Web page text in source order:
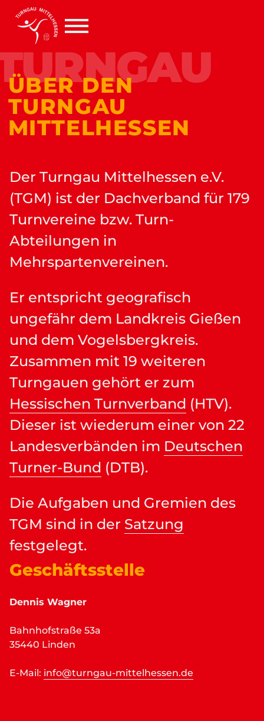
ÜBER DEN
TURNGAU
MITTELHESSEN
Der Turngau Mittelhessen e.V.
(TGM) ist der Dachverband für 179
Turnvereine bzw. Turn-
Abteilungen in
Mehrspartenvereinen.
Er entspricht geografisch
ungefähr dem Landkreis Gießen
und dem Vogelsbergkreis.
Zusammen mit 19 weiteren
Turngauen gehört er zum
Hessischen Turnverband (HTV).
Dieser ist wiederum einer von 22
Landesverbänden im Deutschen
Turner-Bund (DTB).
Die Aufgaben und Gremien des
TGM sind in der Satzung
festgelegt.
Geschäftsstelle
Dennis Wagner
Bahnhofstraße 53a
35440 Linden
E-Mail: info@turngau-mittelhessen.de